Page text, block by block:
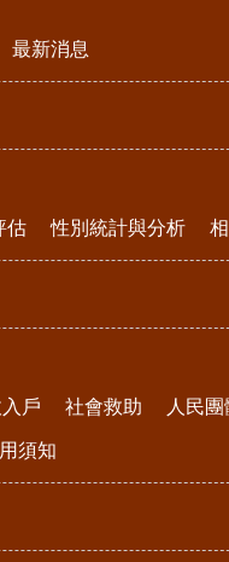
最新消息
估 性別統計與分析
戶 社會救助 人民團
須知